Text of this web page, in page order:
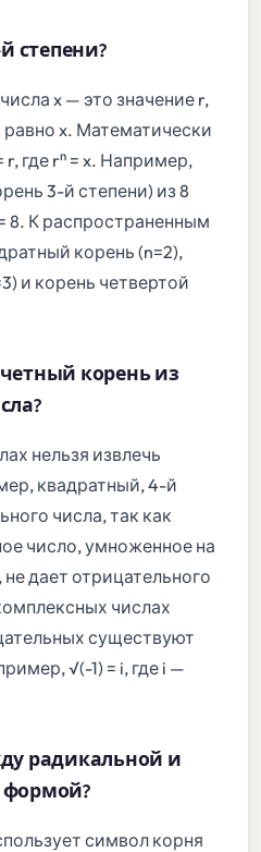
степени?
x — это значение r,
равно x. Математически
r, где rⁿ = x. Например,
3-й степени) из 8
8. К распространенным
корень (n=2),
и корень четвертой
корень из
нельзя извлечь
квадратный, 4-й
числа, так как
число, умноженное на
дает отрицательного
числах
существуют
√(-1) = i, где i —
радикальной и
формой?
символ корня